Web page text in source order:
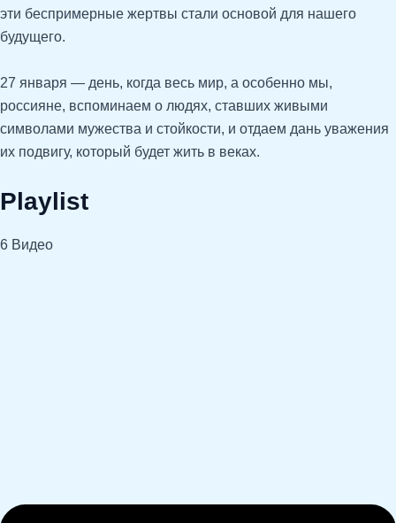
эти беспримерные жертвы стали основой для нашего
будущего.
27 января — день, когда весь мир, а особенно мы,
россияне, вспоминаем о людях, ставших живыми
символами мужества и стойкости, и отдаем дань уважения
их подвигу, который будет жить в веках.
Playlist
6 Видео